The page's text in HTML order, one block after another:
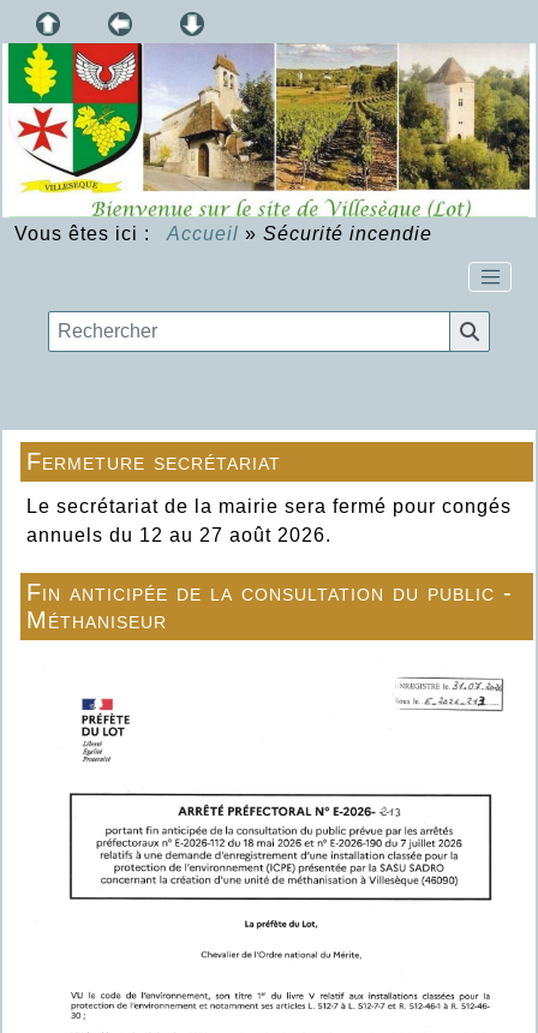
Vous êtes ici : Accueil » Sécurité incendie
Fermeture secrétariat
Le secrétariat de la mairie sera fermé pour congés
annuels du 12 au 27 août 2026.
Fin anticipée de la consultation du public -
Méthaniseur